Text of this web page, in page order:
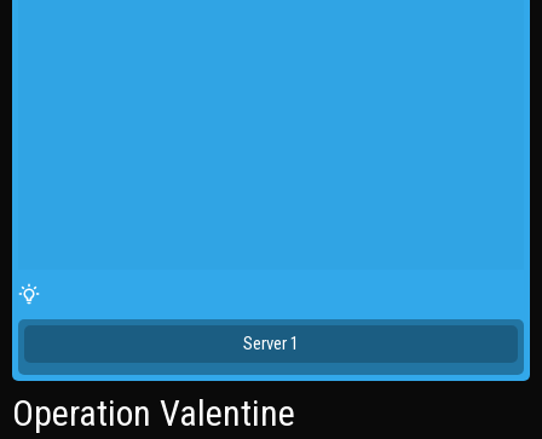
Server 1
Operation Valentine